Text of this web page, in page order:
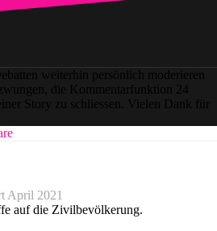
weiterhin persönlich moderieren
die Kommentarfunktion 24
Story zu schliessen. Vielen Dank für
April 2021
auf die Zivilbevölkerung.